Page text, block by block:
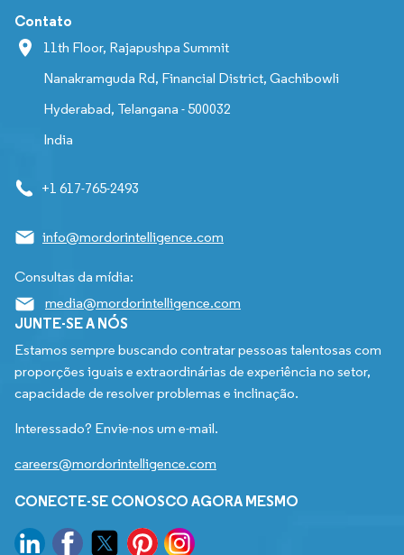
Contato
11th Floor, Rajapushpa Summit
Nanakramguda Rd, Financial District, Gachibowli
Hyderabad, Telangana - 500032
India
+1 617-765-2493
info@mordorintelligence.com
Consultas da mídia:
media@mordorintelligence.com
JUNTE-SE A NÓS
Estamos sempre buscando contratar pessoas talentosas com
proporções iguais e extraordinárias de experiência no setor,
capacidade de resolver problemas e inclinação.
Interessado? Envie-nos um e-mail.
careers@mordorintelligence.com
CONECTE-SE CONOSCO AGORA MESMO